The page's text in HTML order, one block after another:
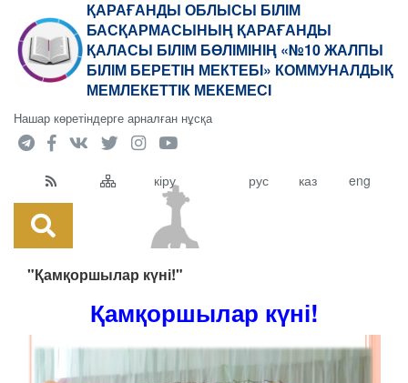
ҚАРАҒАНДЫ ОБЛЫСЫ БІЛІМ
БАСҚАРМАСЫНЫҢ ҚАРАҒАНДЫ
ҚАЛАСЫ БІЛІМ БӨЛІМІНІҢ «№10 ЖАЛПЫ
БІЛІМ БЕРЕТІН МЕКТЕБІ» КОММУНАЛДЫҚ
МЕМЛЕКЕТТІК МЕКЕМЕСІ
Нашар көретіндерге арналған нұсқа
кіру рус каз eng
"Қамқоршылар күні!"
Қамқоршылар күні!